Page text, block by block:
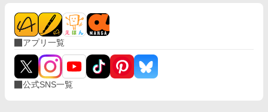
アプリ一覧
公式SNS一覧